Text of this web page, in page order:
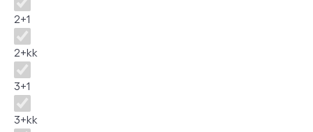
2+1
2+kk
3+1
3+kk